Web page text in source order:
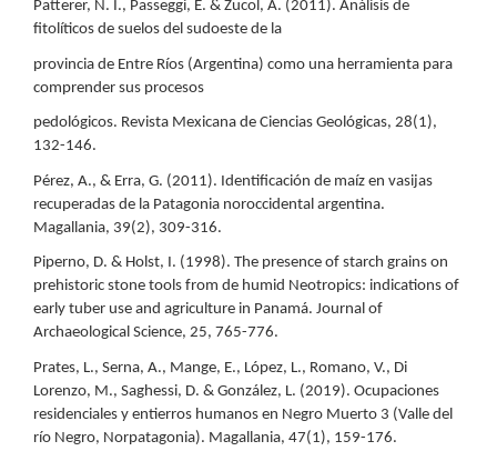
Patterer, N. I., Passeggi, E. & Zucol, A. (2011). Análisis de
fitolíticos de suelos del sudoeste de la
provincia de Entre Ríos (Argentina) como una herramienta para
comprender sus procesos
pedológicos. Revista Mexicana de Ciencias Geológicas, 28(1),
132-146.
Pérez, A., & Erra, G. (2011). Identificación de maíz en vasijas
recuperadas de la Patagonia noroccidental argentina.
Magallania, 39(2), 309-316.
Piperno, D. & Holst, I. (1998). The presence of starch grains on
prehistoric stone tools from de humid Neotropics: indications of
early tuber use and agriculture in Panamá. Journal of
Archaeological Science, 25, 765-776.
Prates, L., Serna, A., Mange, E., López, L., Romano, V., Di
Lorenzo, M., Saghessi, D. & González, L. (2019). Ocupaciones
residenciales y entierros humanos en Negro Muerto 3 (Valle del
río Negro, Norpatagonia). Magallania, 47(1), 159-176.